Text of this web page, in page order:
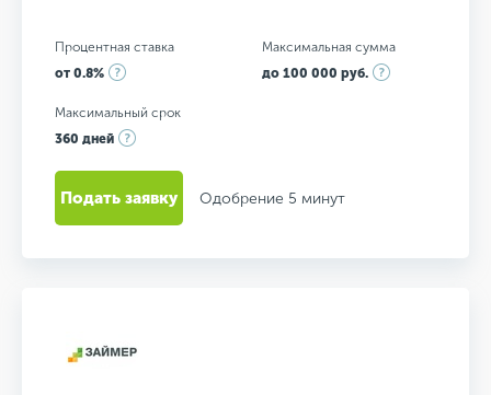
Процентная ставка
от 0.8%
Максимальная сумма
до 100 000 руб.
Максимальный срок
360 дней
Подать заявку Одобрение 5 минут